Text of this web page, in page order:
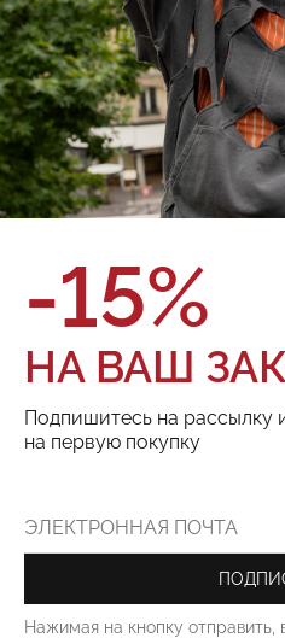
Женские джинсы из мягкого
талией и знаковым элементом
кроем из декоративных кос со
Широкий крой • Высокая
Классическая застежка • 2
Бренд: Red September
Состав:100% хлопок
Цвет:
ТОВАРА НЕТ
-15%
НА ВАШ
Подпишитесь на рассылку
на первую покупку
Нажимая на кнопку